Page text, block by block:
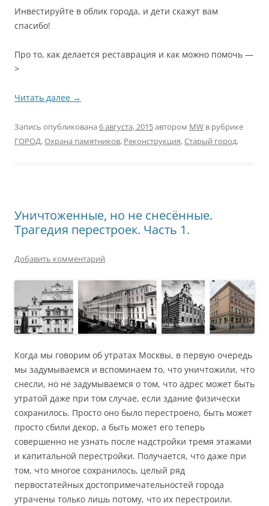
Инвестируйте в облик города, и дети скажут вам
спасибо!
Про то, как делается реставрация и как можно помочь —
>
Читать далее →
Запись опубликована 6 августа, 2015автором MW в рубрике
ГОРОД,Охрана памятников, Реконструкция,Старый город.
Уничтоженные, но не снесённые.
Трагедия перестроек. Часть 1.
Добавить комментарий
Когда мы говорим об утратах Москвы, в первую очередь
мы задумываемся и вспоминаем то, что уничтожили, что
снесли, но не задумываемся о том, что адрес может быть
утратой даже при том случае, если здание физически
сохранилось. Просто оно было перестроено, быть может
просто сбили декор, а быть может его теперь
совершенно не узнать после надстройки тремя этажами
и капитальной перестройки. Получается, что даже при
том, что многое сохранилось, целый ряд
первостатейных достопримечательностей города
утрачены только лишь потому, что их перестроили.